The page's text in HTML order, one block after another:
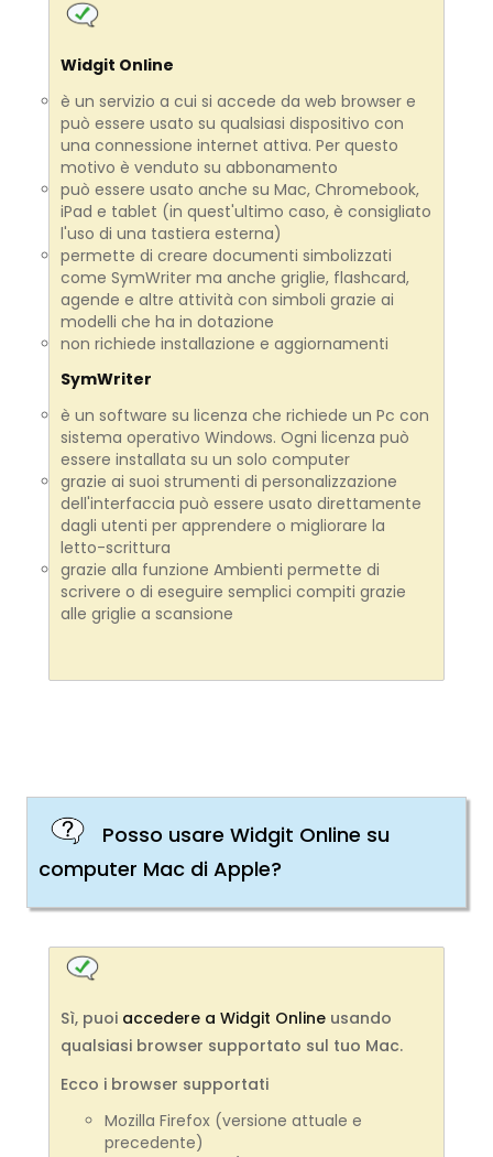
Widgit Online
è un servizio a cui si accede da web browser e
può essere usato su qualsiasi dispositivo con
una connessione internet attiva. Per questo
motivo è venduto su abbonamento
può essere usato anche su Mac, Chromebook,
iPad e tablet (in quest'ultimo caso, è consigliato
l'uso di una tastiera esterna)
permette di creare documenti simbolizzati
come SymWriter ma anche griglie, flashcard,
agende e altre attività con simboli grazie ai
modelli che ha in dotazione
non richiede installazione e aggiornamenti
SymWriter
è un software su licenza che richiede un Pc con
sistema operativo Windows. Ogni licenza può
essere installata su un solo computer
grazie ai suoi strumenti di personalizzazione
dell'interfaccia può essere usato direttamente
dagli utenti per apprendere o migliorare la
letto-scrittura
grazie alla funzione Ambienti permette di
scrivere o di eseguire semplici compiti grazie
alle griglie a scansione
Posso usare Widgit Online su
computer Mac di Apple?
Sì, puoi accedere a Widgit Online usando
qualsiasi browser supportato sul tuo Mac.
Ecco i browser supportati
Mozilla Firefox (versione attuale e
precedente)